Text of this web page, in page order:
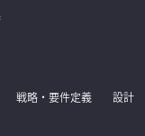
戦略・要件定義 設計